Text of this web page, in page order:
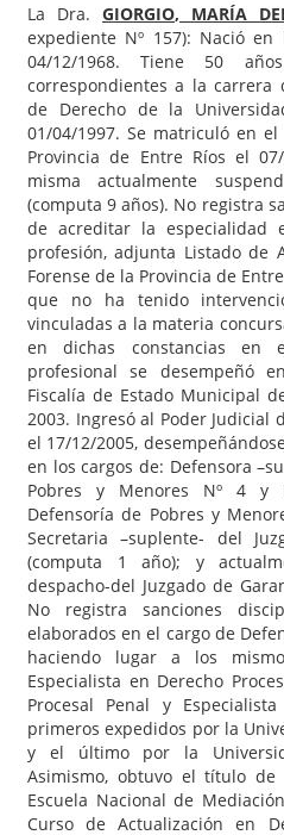
La Dra. GIORGIO, MARÍA
expediente Nº 157): Nació
04/12/1968. Tiene 50
correspondientes a la carrera
de Derecho de la
01/04/1997. Se matriculó en
Provincia de Entre Ríos el
misma actualmente
(computa 9 años). No registra
de acreditar la
profesión, adjunta Listado de
Forense de la Provincia de
que no ha tenido
vinculadas a la materia
en dichas constancias en
profesional se desempeñó
Fiscalía de Estado Municipal
2003. Ingresó al Poder Judicial
el 17/12/2005,
en los cargos de: Defensora
Pobres y Menores Nº 4 y
Defensoría de Pobres y
Secretaria –suplente- del
(computa 1 año); y
despacho-del Juzgado de
No registra sanciones
elaborados en el cargo de
haciendo lugar a los
Especialista en Derecho
Procesal Penal y
primeros expedidos por la
y el último por la
Asimismo, obtuvo el título
Escuela Nacional de
Curso de Actualización en